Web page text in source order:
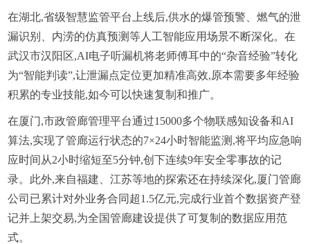
在湖北,省级智慧监管平台上线后,供水的爆管预警、燃气的泄
漏识别、内涝的仿真预测等人工智能应用场景不断深化。在
武汉市汉阳区,AI电子听漏机将老师傅耳中的“杂音经验”转化
为“智能判读”,让泄漏点定位更加精准高效,原本需要多年经验
积累的专业技能,如今可以快速复制和推广。
在厦门,市政管廊管理平台通过15000多个物联感知设备和AI
算法,实现了管廊运行状态的7×24小时智能监测,将平均应急响
应时间从2小时缩短至5分钟,创下连续9年安全零事故的记
录。此外,来自福建、江苏等地的探索还在持续深化,厦门管廊
公司已累计对外业务合同超1.5亿元,完成行业首个数据资产登
记并上架交易,为全国管廊建设提供了可复制的数据应用范
式。